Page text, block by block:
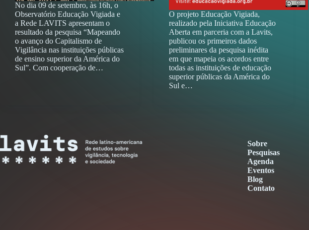
No dia 09 de setembro, às 16h, o
Observatório Educação Vigiada e
a Rede LAVITS apresentam o
resultado da pesquisa “Mapeando
o avanço do Capitalismo de
Vigilância nas instituições públicas
de ensino superior da América do
Sul”. Com cooperação de…
O projeto Educação Vigiada,
realizado pela Iniciativa Educação
Aberta em parceria com a Lavits,
publicou os primeiros dados
preliminares da pesquisa inédita
em que mapeia os acordos entre
todas as instituições de educação
superior públicas da América do
Sul e…
Sobre
Pesquisas
Agenda
Eventos
Blog
Contato